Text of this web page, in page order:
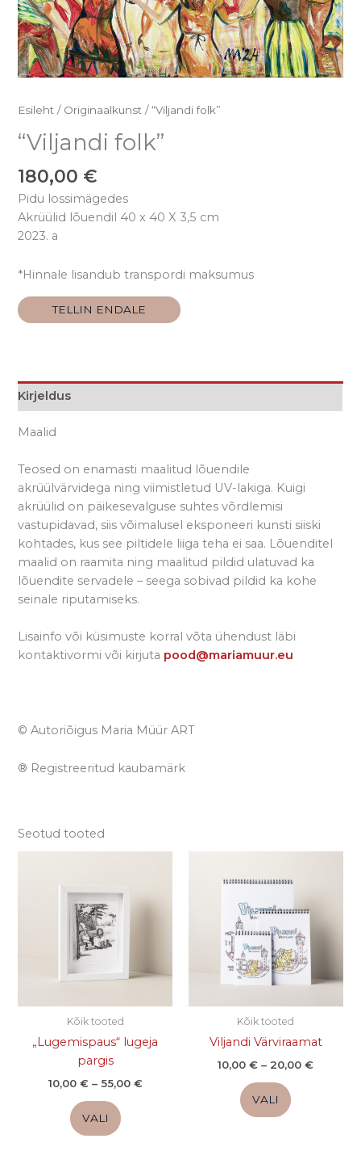
Esileht / Originaalkunst / “Viljandi folk”
“Viljandi folk”
180,00 €
Pidu lossimägedes
Akrüülid lõuendil 40 x 40 X 3,5 cm
2023. a
*Hinnale lisandub transpordi maksumus
TELLIN ENDALE
Kirjeldus
Maalid
Teosed on enamasti maalitud lõuendile
akrüülvärvidega ning viimistletud UV-lakiga. Kuigi
akrüülid on päikesevalguse suhtes võrdlemisi
vastupidavad, siis võimalusel eksponeeri kunsti siiski
kohtades, kus see piltidele liiga teha ei saa. Lõuenditel
maalid on raamita ning maalitud pildid ulatuvad ka
lõuendite servadele – seega sobivad pildid ka kohe
seinale riputamiseks.
Lisainfo või küsimuste korral võta ühendust läbi
kontaktivormi või kirjuta pood@mariamuur.eu
© Autoriõigus Maria Müür ART
® Registreeritud kaubamärk
Seotud tooted
Kõik tooted
„Lugemispaus“ lugeja
pargis
10,00 € – 55,00 €
VALI
on
saab
tootelehel.
Kõik tooted
Viljandi Värviraamat
10,00€ – 20,00€
VALI
tootel
mitu
varianti.
Valikuid
saab
teha
tootelehel.